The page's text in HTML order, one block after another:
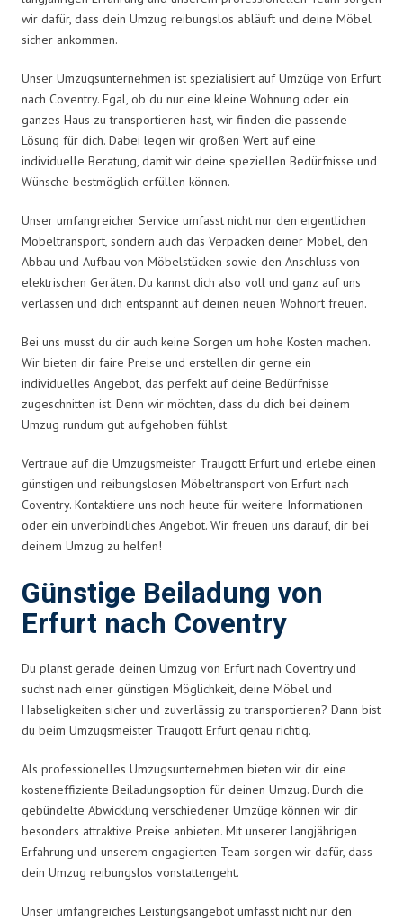
wir dafür, dass dein Umzug reibungslos abläuft und deine Möbel
sicher ankommen.
Unser Umzugsunternehmen ist spezialisiert auf Umzüge von Erfurt
nach Coventry. Egal, ob du nur eine kleine Wohnung oder ein
ganzes Haus zu transportieren hast, wir finden die passende
Lösung für dich. Dabei legen wir großen Wert auf eine
individuelle Beratung, damit wir deine speziellen Bedürfnisse und
Wünsche bestmöglich erfüllen können.
Unser umfangreicher Service umfasst nicht nur den eigentlichen
Möbeltransport, sondern auch das Verpacken deiner Möbel, den
Abbau und Aufbau von Möbelstücken sowie den Anschluss von
elektrischen Geräten. Du kannst dich also voll und ganz auf uns
verlassen und dich entspannt auf deinen neuen Wohnort freuen.
Bei uns musst du dir auch keine Sorgen um hohe Kosten machen.
Wir bieten dir faire Preise und erstellen dir gerne ein
individuelles Angebot, das perfekt auf deine Bedürfnisse
zugeschnitten ist. Denn wir möchten, dass du dich bei deinem
Umzug rundum gut aufgehoben fühlst.
Vertraue auf die Umzugsmeister Traugott Erfurt und erlebe einen
günstigen und reibungslosen Möbeltransport von Erfurt nach
Coventry. Kontaktiere uns noch heute für weitere Informationen
oder ein unverbindliches Angebot. Wir freuen uns darauf, dir bei
deinem Umzug zu helfen!
Günstige Beiladung von
Erfurt nach Coventry
Du planst gerade deinen Umzug von Erfurt nach Coventry und
suchst nach einer günstigen Möglichkeit, deine Möbel und
Habseligkeiten sicher und zuverlässig zu transportieren? Dann bist
du beim Umzugsmeister Traugott Erfurt genau richtig.
Als professionelles Umzugsunternehmen bieten wir dir eine
kosteneffiziente Beiladungsoption für deinen Umzug. Durch die
gebündelte Abwicklung verschiedener Umzüge können wir dir
besonders attraktive Preise anbieten. Mit unserer langjährigen
Erfahrung und unserem engagierten Team sorgen wir dafür, dass
dein Umzug reibungslos vonstattengeht.
Unser umfangreiches Leistungsangebot umfasst nicht nur den